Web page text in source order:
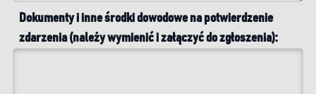
Dokumenty i inne środki dowodowe na potwierdzenie
zdarzenia (należy wymienić i załączyć do zgłoszenia):